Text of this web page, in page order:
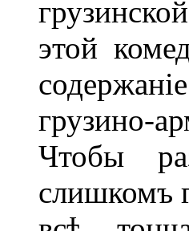
этой
грузино-
Чтобы
слишкомъ